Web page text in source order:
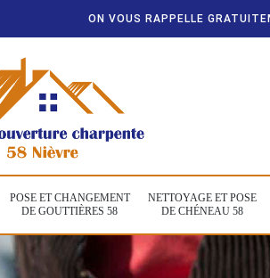
ON VOUS RAPPELLE
POSE ET CHANGEMENT
DE GOUTTIÈRES 58
NETTOYAGE ET POSE
DE CHÉNEAU 58